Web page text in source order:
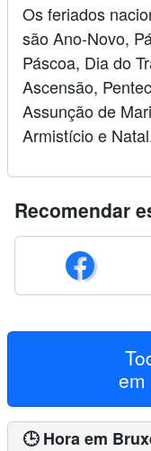
Os feriados
são Ano-Novo,
Páscoa, Dia do
Ascensão,
Assunção de
Armistício e
Recomendar
em
🕒 Hora em